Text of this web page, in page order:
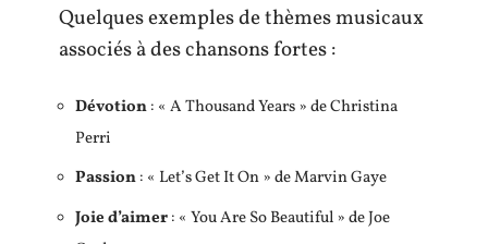
Quelques exemples de thèmes musicaux
associés à des chansons fortes :
Dévotion: « A Thousand Years » de Christina
Perri
Passion: « Let’s Get It On » de Marvin Gaye
Joie d’aimer: « You Are So Beautiful » de Joe